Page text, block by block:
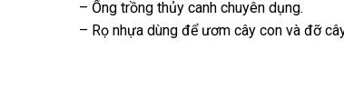
– Ống trồng thủy canh chuyên dụng.
– Rọ nhựa dùng để ươm cây con và đỡ